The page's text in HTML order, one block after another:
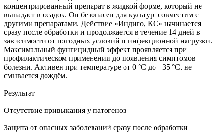
концентрированный препарат в жидкой форме, который не
выпадает в осадок. Он безопасен для культур, совместим с
другими препаратами. Действие «Индиго, КС» начинается
сразу после обработки и продолжается в течение 14 дней в
зависимости от погодных условий и инфекционной нагрузки.
Максимальный фунгицидный эффект проявляется при
профилактическом применении до появления симптомов
болезни. Активен при температуре от 0 °C до +35 °C, не
смывается дождём.
Результат
Отсутствие привыкания у патогенов
Защита от опасных заболеваний сразу после обработки